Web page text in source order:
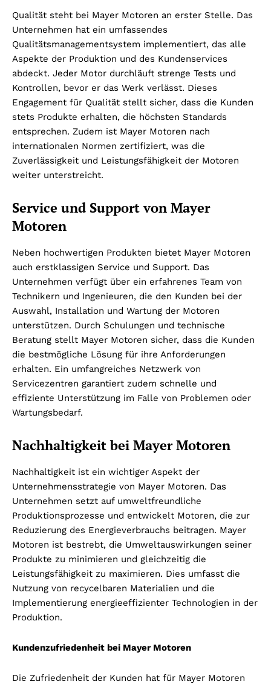
Qualität steht bei Mayer Motoren an erster Stelle. Das
Unternehmen hat ein umfassendes
Qualitätsmanagementsystem implementiert, das alle
Aspekte der Produktion und des Kundenservices
abdeckt. Jeder Motor durchläuft strenge Tests und
Kontrollen, bevor er das Werk verlässt. Dieses
Engagement für Qualität stellt sicher, dass die Kunden
stets Produkte erhalten, die höchsten Standards
entsprechen. Zudem ist Mayer Motoren nach
internationalen Normen zertifiziert, was die
Zuverlässigkeit und Leistungsfähigkeit der Motoren
weiter unterstreicht.
Service und Support von Mayer
Motoren
Neben hochwertigen Produkten bietet Mayer Motoren
auch erstklassigen Service und Support. Das
Unternehmen verfügt über ein erfahrenes Team von
Technikern und Ingenieuren, die den Kunden bei der
Auswahl, Installation und Wartung der Motoren
unterstützen. Durch Schulungen und technische
Beratung stellt Mayer Motoren sicher, dass die Kunden
die bestmögliche Lösung für ihre Anforderungen
erhalten. Ein umfangreiches Netzwerk von
Servicezentren garantiert zudem schnelle und
effiziente Unterstützung im Falle von Problemen oder
Wartungsbedarf.
Nachhaltigkeit bei Mayer Motoren
Nachhaltigkeit ist ein wichtiger Aspekt der
Unternehmensstrategie von Mayer Motoren. Das
Unternehmen setzt auf umweltfreundliche
Produktionsprozesse und entwickelt Motoren, die zur
Reduzierung des Energieverbrauchs beitragen. Mayer
Motoren ist bestrebt, die Umweltauswirkungen seiner
Produkte zu minimieren und gleichzeitig die
Leistungsfähigkeit zu maximieren. Dies umfasst die
Nutzung von recycelbaren Materialien und die
Implementierung energieeffizienter Technologien in der
Produktion.
Kundenzufriedenheit bei Mayer Motoren
Die Zufriedenheit der Kunden hat für Mayer Motoren